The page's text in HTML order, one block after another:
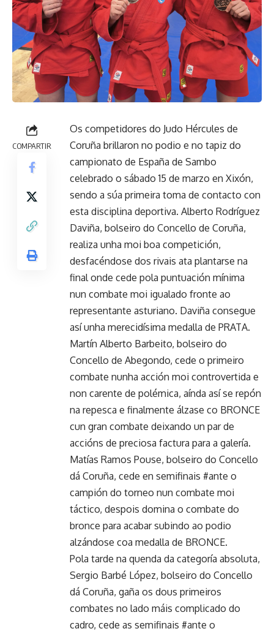
COMPARTIR
Os competidores do Judo Hércules de
Coruña brillaron no podio e no tapiz do
campionato de España de Sambo
celebrado o sábado 15 de marzo en Xixón,
sendo a súa primeira toma de contacto con
esta disciplina deportiva. Alberto Rodríguez
Daviña, bolseiro do Concello de Coruña,
realiza unha moi boa competición,
desfacéndose dos rivais ata plantarse na
final onde cede pola puntuación mínima
nun combate moi igualado fronte ao
representante asturiano. Daviña consegue
así unha merecidísima medalla de PRATA.
Martín Alberto Barbeito, bolseiro do
Concello de Abegondo, cede o primeiro
combate nunha acción moi controvertida e
non carente de polémica, aínda así se repón
na repesca e finalmente álzase co BRONCE
cun gran combate deixando un par de
accións de preciosa factura para a galería.
Matías Ramos Pouse, bolseiro do Concello
dá Coruña, cede en semifinais #ante o
campión do torneo nun combate moi
táctico, despois domina o combate do
bronce para acabar subindo ao podio
alzándose coa medalla de BRONCE.
Pola tarde na quenda da categoría absoluta,
Sergio Barbé López, bolseiro do Concello
dá Coruña, gaña os dous primeiros
combates no lado máis complicado do
cadro, cede as semifinais #ante o